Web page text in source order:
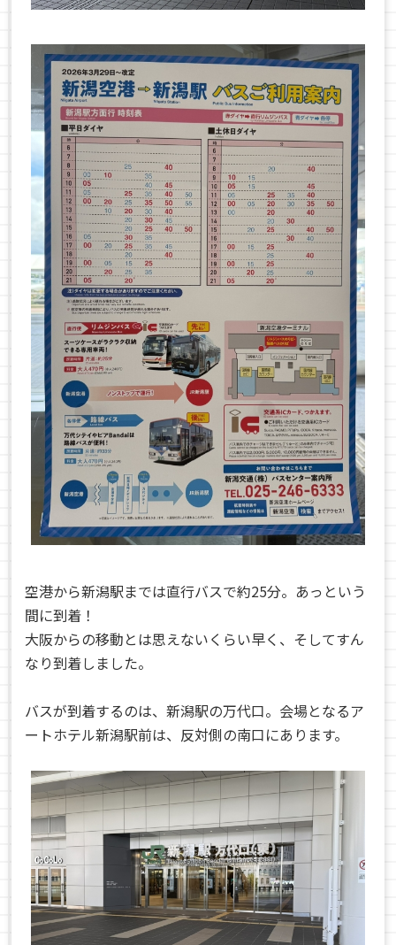
空港から新潟駅までは直行バスで約25分。あっという
間に到着！
大阪からの移動とは思えないくらい早く、そしてすん
なり到着しました。
バスが到着するのは、新潟駅の万代口。会場となるア
ートホテル新潟駅前は、反対側の南口にあります。